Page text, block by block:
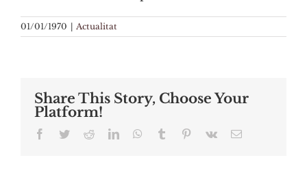
01/01/1970 | Actualitat
Share This Story, Choose Your
Platform!
Facebook
TwitterRedditLinkedInWhatsApp
Tumblr Pinterest
Vk Email: